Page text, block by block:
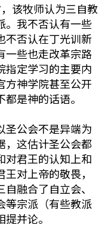
该牧师认为三自教
。我不否认有一些
不否认在丁光训新
一些也走改革宗路
指定学习的主要内
方神学院甚至公开
是神的话语。
圣公会不是异端为
这估计圣公会都
对君王的认知上和
对上帝的敬畏，
融合了自立会、
等宗派（有些教派
并论。